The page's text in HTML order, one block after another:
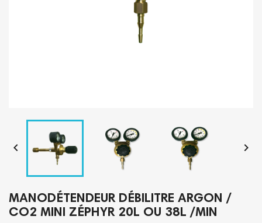
 
MANODÉTENDEUR DÉBILITRE ARGON /
CO2 MINI ZÉPHYR 20L OU 38L /MIN